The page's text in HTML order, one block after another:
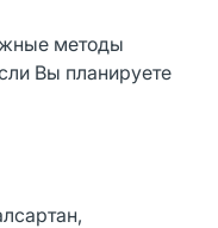
методы
Вы планируете